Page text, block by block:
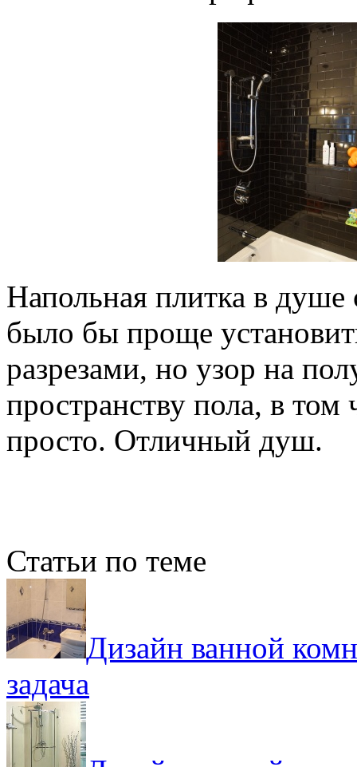
Напольная плитка в душе
было бы проще
разрезами, но узор на
пространству пола, в том
просто. Отличный душ.
Статьи по теме
Дизайн ванной
задача